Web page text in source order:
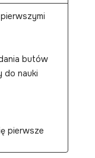
butów
do nauki
pierwsze